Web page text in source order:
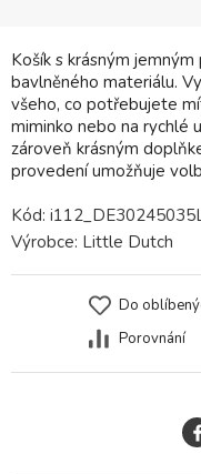
Košík s krásným
bavlněného materiálu.
všeho, co potřebujete
miminko nebo na rychlé
zároveň krásným
provedení umožňuje
Kód:
Výrobce: Little Dutch
Do
Porovnání